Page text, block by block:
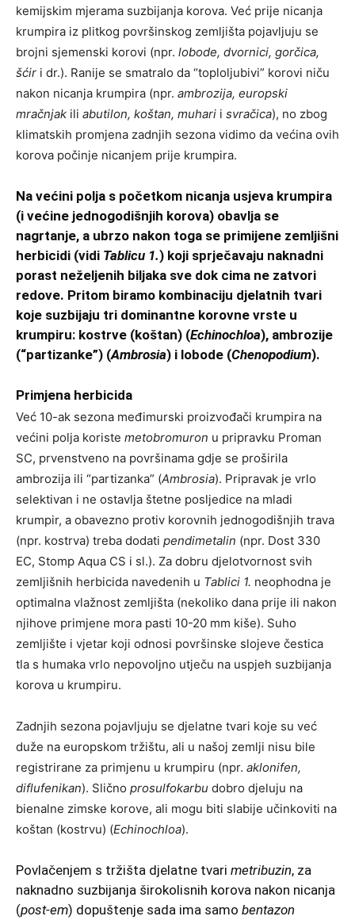
kemijskim mjerama suzbijanja korova. Već prije nicanja
krumpira iz plitkog površinskog zemljišta pojavljuju se
brojni sjemenski korovi (npr. lobode, dvornici, gorčica,
šćir i dr.). Ranije se smatralo da “toploljubivi” korovi niču
nakon nicanja krumpira (npr. ambrozija, europski
mračnjak ili abutilon, koštan, muhari i svračica), no zbog
klimatskih promjena zadnjih sezona vidimo da većina ovih
korova počinje nicanjem prije krumpira.
Na većini polja s početkom nicanja usjeva krumpira
(i većine jednogodišnjih korova) obavlja se
nagrtanje, a ubrzo nakon toga se primijene zemljišni
herbicidi (vidi Tablicu 1.) koji sprječavaju naknadni
porast neželjenih biljaka sve dok cima ne zatvori
redove. Pritom biramo kombinaciju djelatnih tvari
koje suzbijaju tri dominantne korovne vrste u
krumpiru: kostrve (koštan) (Echinochloa), ambrozije
(“partizanke”) (Ambrosia) i lobode (Chenopodium).
Primjena herbicida
Već 10-ak sezona međimurski proizvođači krumpira na
većini polja koriste metobromuron u pripravku Proman
SC, prvenstveno na površinama gdje se proširila
ambrozija ili “partizanka” (Ambrosia). Pripravak je vrlo
selektivan i ne ostavlja štetne posljedice na mladi
krumpir, a obavezno protiv korovnih jednogodišnjih trava
(npr. kostrva) treba dodati pendimetalin (npr. Dost 330
EC, Stomp Aqua CS i sl.). Za dobru djelotvornost svih
zemljišnih herbicida navedenih u Tablici 1. neophodna je
optimalna vlažnost zemljišta (nekoliko dana prije ili nakon
njihove primjene mora pasti 10-20 mm kiše). Suho
zemljište i vjetar koji odnosi površinske slojeve čestica
tla s humaka vrlo nepovoljno utječu na uspjeh suzbijanja
korova u krumpiru.
Zadnjih sezona pojavljuju se djelatne tvari koje su već
duže na europskom tržištu, ali u našoj zemlji nisu bile
registrirane za primjenu u krumpiru (npr. aklonifen,
diflufenikan). Slično prosulfokarbu dobro djeluju na
bienalne zimske korove, ali mogu biti slabije učinkoviti na
koštan (kostrvu) (Echinochloa).
Povlačenjem s tržišta djelatne tvari metribuzin, za
naknadno suzbijanja širokolisnih korova nakon nicanja
(post-em) dopuštenje sada ima samo bentazon